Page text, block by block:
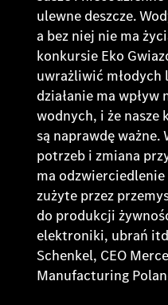
ulewne deszcze.
a bez niej nie ma
konkursie Eko
uwrażliwić młodych
działanie ma
wodnych, i że nasze
są naprawdę ważne.
potrzeb i zmiana
ma
zużyte przez
do produkcji
elektroniki, ubrań
Schenkel, CEO
Manufacturing